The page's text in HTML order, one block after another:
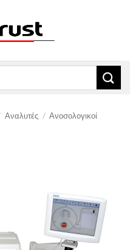
Αναλυτές / Ανοσολογικοί